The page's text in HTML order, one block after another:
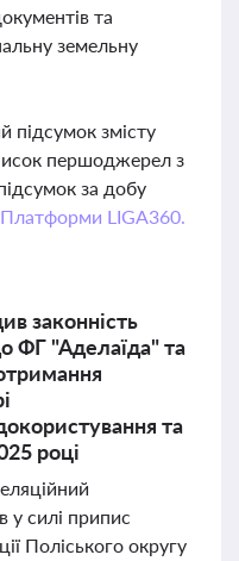
та
земельну
змісту
першоджерел з
за добу
Платформи LIGA360.
законність
ФГ "Аделаїда" та
та
році
у силі припис
Поліського округу